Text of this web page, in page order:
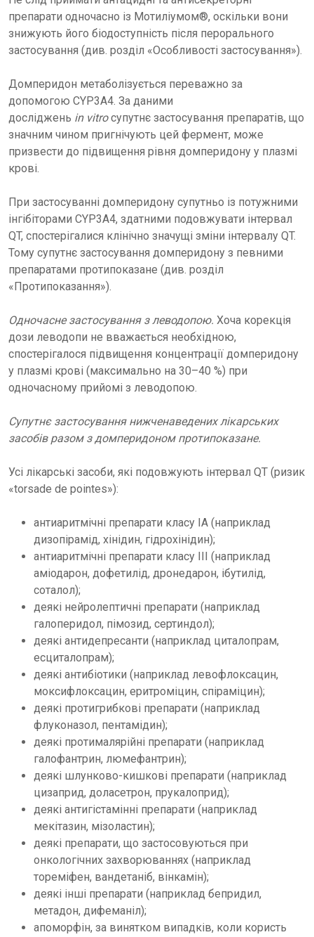
препарати одночасно із Мотиліумом®, оскільки вони
знижують його біодоступність після перорального
застосування (див. розділ «Особливості застосування»).
Домперидон метаболізується переважно за
допомогою CYP3A4. За даними
досліджень in vitroсупутнє застосування препаратів, що
значним чином пригнічують цей фермент, може
призвести до підвищення рівня домперидону у плазмі
крові.
При застосуванні домперидону супутньо із потужними
інгібіторами CYP3A4, здатними подовжувати інтервал
QT, спостерігалися клінічно значущі зміни інтервалу QT.
Тому супутнє застосування домперидону з певними
препаратами протипоказане (див. розділ
«Протипоказання»).
Одночасне застосування з леводопою. Хоча корекція
дози леводопи не вважається необхідною,
спостерігалося підвищення концентрації домперидону
у плазмі крові (максимально на 30–40 %) при
одночасному прийомі з леводопою.
Супутнє застосування нижченаведених лікарських
засобів разом з домперидоном протипоказане.
Усі лікарські засоби, які подовжують інтервал QT (ризик
«torsade de pointes»):
антиаритмічні препарати класу ІА (наприклад
дизопірамід, хінідин, гідрохінідин);
антиаритмічні препарати класу ІІІ (наприклад
аміодарон, дофетилід, дронедарон, ібутилід,
соталол);
деякі нейролептичні препарати (наприклад
галоперидол, пімозид, сертиндол);
деякі антидепресанти (наприклад циталопрам,
есциталопрам);
деякі антибіотики (наприклад левофлоксацин,
моксифлоксацин, еритроміцин, спіраміцин);
деякі протигрибкові препарати (наприклад
флуконазол, пентамідин);
деякі протималярійні препарати (наприклад
галофантрин, люмефантрин);
деякі шлунково-кишкові препарати (наприклад
цизаприд, доласетрон, прукалоприд);
деякі антигістамінні препарати (наприклад
мекітазин, мізоластин);
деякі препарати, що застосовуються при
онкологічних захворюваннях (наприклад
тореміфен, вандетаніб, вінкамін);
деякі інші препарати (наприклад бепридил,
метадон, дифеманіл);
апоморфін, за винятком випадків, коли користь